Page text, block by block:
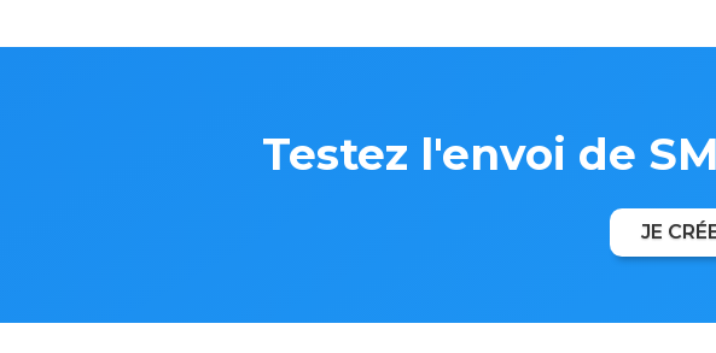
Testez l'envoi de
JE